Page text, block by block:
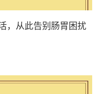
，从此告别肠胃困扰